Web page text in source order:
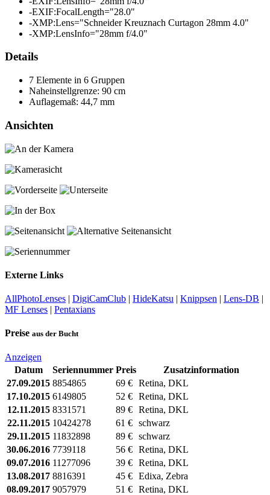
-EXIF:FocalLength="28.0"
-XMP:Lens="Schneider Kreuznach Curtagon 28mm 4.0"
-XMP:LensInfo="28mm f/4.0"
Details
7 Elemente in 6 Gruppen
Naheinstellgrenze: 90 cm
Auflagemaß: 44,7 mm
Ansichten
Externe Links
AllPhotoLenses | DigiCamClub | HideKatsu | Knippsen | Lens-DB |
MF Lenses | Pentaxians
Preise aus der Bucht
Anzeigen
Datum
Seriennummer Preis
Zusatzinformation
27.09.2015 8854865 69 € Retina, DKL
17.10.2015 6149805 52 € Retina, DKL
12.11.2015 8331571 89 € Retina, DKL
22.11.2015 10424278 61 € schwarz
29.11.2015 11832898 89 € schwarz
30.06.2016 7739118 56 € Retina, DKL
09.07.2016 11277096 39 € Retina, DKL
13.08.2017 8816391 45 € Edixa, Zebra
08.09.2017 9057979 51 € Retina, DKL